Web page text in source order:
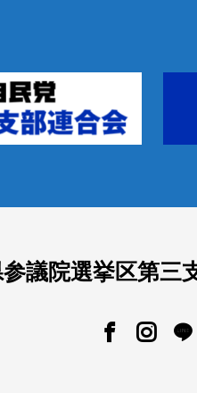
参議院選挙区第